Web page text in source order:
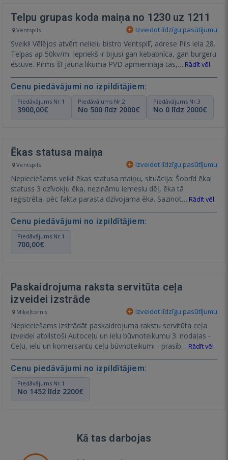
Telpu grupas koda maiņa no 1230 uz 1211
Ventspils Izveidot līdzīgu pasūtījumu
Sveiki! Vēlējos atvērt nelielu bistro Ventspilī, adrese Pils iela 28.
Telpas ap 50kv/m. Iepriekš ir bijusi gan kebabnīca, gan burgeru
ēstuve. Pirms šī jaunā likuma PVD apmierināja tas,… Rādīt vēl
Cenu piedāvājumi no izpildītājiem:
Piedāvājums Nr.1
3900,00€
Piedāvājums Nr.2
No 500 līdz 2000€
Piedāvājums Nr.3
No 0 līdz 2000€
Ēkas statusa maiņa
Ventspils Izveidot līdzīgu pasūtījumu
Nepieciešams veikt ēkas statusa maiņu, situācija: Šobrīd ēkai
statuss 3 dzīvokļu ēka, nezināmu iemeslu dēļ, ēka tā
reģistrēta, pēc fakta parasta dzīvojama ēka. Sazinot… Rādīt vēl
Cenu piedāvājumi no izpildītājiem:
Piedāvājums Nr.1
700,00€
Paskaidrojuma raksta servitūta ceļa
izveidei izstrāde
Miķeļtornis Izveidot līdzīgu pasūtījumu
Nepieciešams izstrādāt paskaidrojuma rakstu servitūta ceļa
izveidei atbilstoši Autoceļu un ielu būvnoteikumu 3. nodaļas -
Ceļu, ielu un komersantu ceļu būvnoteikumi - prasīb… Rādīt vēl
Cenu piedāvājumi no izpildītājiem:
Piedāvājums Nr.1
No 1452 līdz 2200€
Kā tas darbojas